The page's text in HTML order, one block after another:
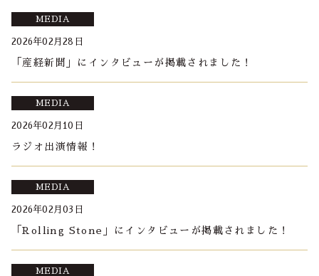
MEDIA
2026年02月28日
「産経新聞」にインタビューが掲載されました！
MEDIA
2026年02月10日
ラジオ出演情報！
MEDIA
2026年02月03日
「Rolling Stone」にインタビューが掲載されました！
MEDIA